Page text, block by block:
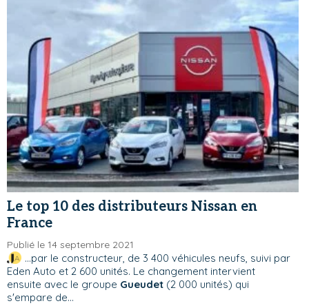
Le top 10 des distributeurs Nissan en
France
Publié le 14 septembre 2021
...par le constructeur, de 3 400 véhicules neufs, suivi par
Eden Auto et 2 600 unités. Le changement intervient
ensuite avec le groupe Gueudet (2 000 unités) qui
s'empare de...